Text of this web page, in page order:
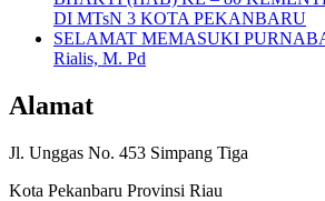
DI MTsN 3 KOTA PEKANBARU
SELAMAT MEMASUKI
Rialis, M. Pd
Alamat
Jl. Unggas No. 453 Simpang Tiga
Kota Pekanbaru Provinsi Riau